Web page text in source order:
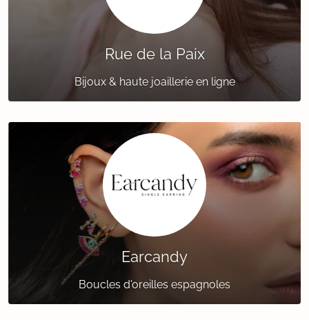
Rue de la Paix
Bijoux & haute joaillerie en ligne
Earcandy
Boucles d'oreilles espagnoles